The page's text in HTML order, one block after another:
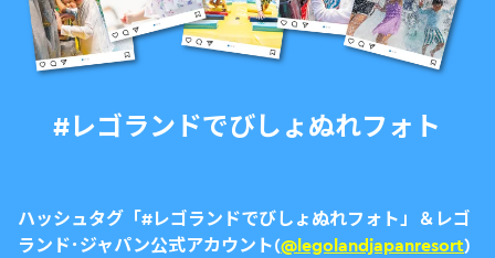
#レゴランドでびしょぬれフォト
ハッシュタグ「#レゴランドでびしょぬれフォト」＆レゴ
ランド･ジャパン公式アカウント(@legolandjapanresort)